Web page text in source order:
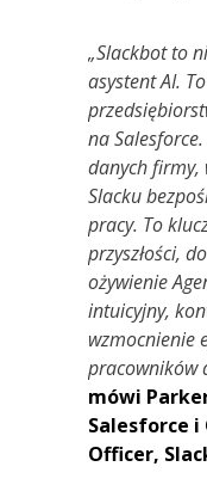
„Slackbot to
asystent AI.
na
danych
Slacku
pracy. To
przyszłości,
ożywienie
intuicyjny,
wzmocnienie
pracowników
mówi
Salesforce
Officer,